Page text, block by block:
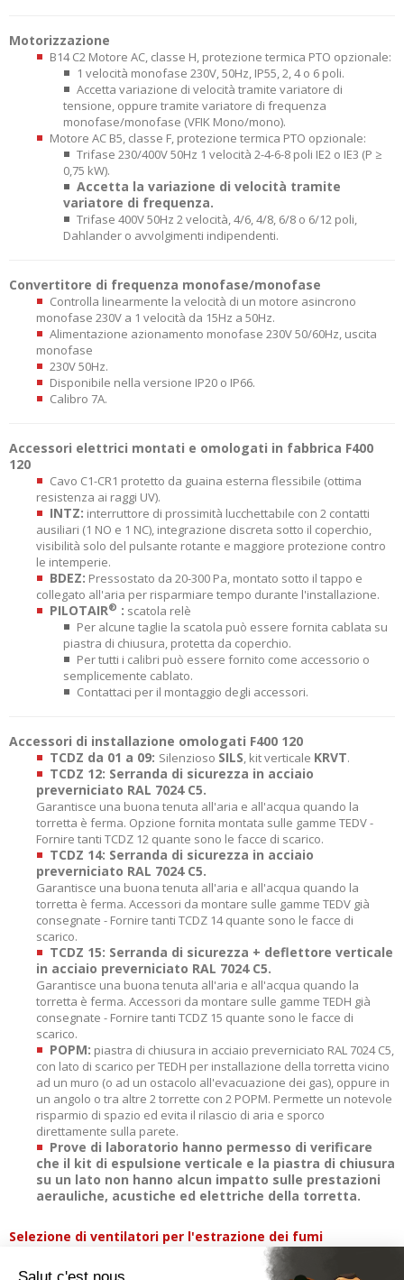
Motorizzazione
B14 C2 Motore AC, classe H, protezione termica PTO opzionale:
1 velocità monofase 230V, 50Hz, IP55, 2, 4 o 6 poli.
Accetta variazione di velocità tramite variatore di
tensione, oppure tramite variatore di frequenza
monofase/monofase (VFIK Mono/mono).
Motore AC B5, classe F, protezione termica PTO opzionale:
Trifase 230/400V 50Hz 1 velocità 2-4-6-8 poli IE2 o IE3 (P ≥
0,75 kW).
Accetta la variazione di velocità tramite
variatore di frequenza.
Trifase 400V 50Hz 2 velocità, 4/6, 4/8, 6/8 o 6/12 poli,
Dahlander o avvolgimenti indipendenti.
Convertitore di frequenza monofase/monofase
Controlla linearmente la velocità di un motore asincrono
monofase 230V a 1 velocità da 15Hz a 50Hz.
Alimentazione azionamento monofase 230V 50/60Hz, uscita
monofase
230V 50Hz.
Disponibile nella versione IP20 o IP66.
Calibro 7A.
Accessori elettrici montati e omologati in fabbrica F400
120
Cavo C1-CR1 protetto da guaina esterna flessibile (ottima
resistenza ai raggi UV).
INTZ: interruttore di prossimità lucchettabile con 2 contatti
ausiliari (1 NO e 1 NC), integrazione discreta sotto il coperchio,
visibilità solo del pulsante rotante e maggiore protezione contro
le intemperie.
BDEZ: Pressostato da 20-300 Pa, montato sotto il tappo e
collegato all'aria per risparmiare tempo durante l'installazione.
PILOTAIR® : scatola relè
Per alcune taglie la scatola può essere fornita cablata su
piastra di chiusura, protetta da coperchio.
Per tutti i calibri può essere fornito come accessorio o
semplicemente cablato.
Contattaci per il montaggio degli accessori.
Accessori di installazione omologati F400 120
TCDZ da 01 a 09: Silenzioso SILS, kit verticale KRVT.
TCDZ 12: Serranda di sicurezza in acciaio
preverniciato RAL 7024 C5.
Garantisce una buona tenuta all'aria e all'acqua quando la
torretta è ferma. Opzione fornita montata sulle gamme TEDV -
Fornire tanti TCDZ 12 quante sono le facce di scarico.
TCDZ 14: Serranda di sicurezza in acciaio
preverniciato RAL 7024 C5.
Garantisce una buona tenuta all'aria e all'acqua quando la
torretta è ferma. Accessori da montare sulle gamme TEDV già
consegnate - Fornire tanti TCDZ 14 quante sono le facce di
scarico.
TCDZ 15: Serranda di sicurezza + deflettore verticale
in acciaio preverniciato RAL 7024 C5.
Garantisce una buona tenuta all'aria e all'acqua quando la
torretta è ferma. Accessori da montare sulle gamme TEDH già
consegnate - Fornire tanti TCDZ 15 quante sono le facce di
scarico.
POPM: piastra di chiusura in acciaio preverniciato RAL 7024 C5,
con lato di scarico per TEDH per installazione della torretta vicino
ad un muro (o ad un ostacolo all'evacuazione dei gas), oppure in
un angolo o tra altre 2 torrette con 2 POPM. Permette un notevole
risparmio di spazio ed evita il rilascio di aria e sporco
direttamente sulla parete.
Prove di laboratorio hanno permesso di verificare
che il kit di espulsione verticale e la piastra di chiusura
su un lato non hanno alcun impatto sulle prestazioni
aerauliche, acustiche ed elettriche della torretta.
Selezione di ventilatori per l'estrazione dei fumi